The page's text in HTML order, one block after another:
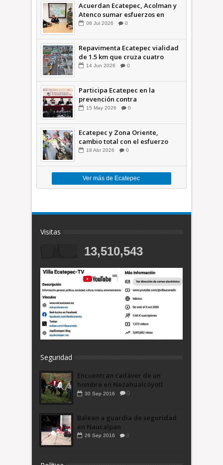
Acuerdan Ecatepec, Acolman y
Atenco sumar esfuerzos en
seguridad
08 Jul 2026 0
Repavimenta Ecatepec vialidad
de 1.5 km que cruza cuatro
comunidades +Video
14 Jun 2026 0
Participa Ecatepec en la
prevención contra
inundaciones en el Valle de
15 May 2026 0
Ecatepec y Zona Oriente,
cambio total con el esfuerzo
conjunto: Azucena; retiran 21
18 Abr 2026 0
Ver más de Ecatepec
Visitas
13,510,543
Seguridad
Encuentran cadáver de un
hombre en Nezahualcóyotl
30 Sep 2016 0
Balean a guardia de seguridad
en Naucalpan
26 Sep 2016 0